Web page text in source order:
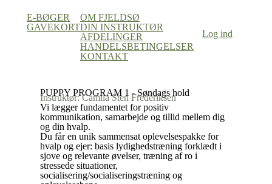
E-BØGER
GAVEKORT
OM FJELDSØ
DIN INSTRUKTØR
AFDELINGER
HANDELSBETINGELSER
KONTAKT
Log ind
PUPPY PROGRAM 1 - Søndags hold
Instruktør: Camila Sten Frederiksen
Vi lægger fundamentet for positiv
kommunikation, samarbejde og tillid mellem dig
og din hvalp.
Du får en unik sammensat oplevelsespakke for
hvalp og ejer: basis lydighedstræning forklædt i
sjove og relevante øvelser, træning af ro i
stressede situationer,
socialisering/socialiseringstræning og